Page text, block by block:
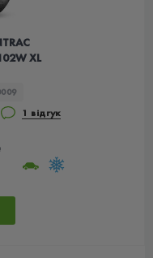
XL
1 відгук